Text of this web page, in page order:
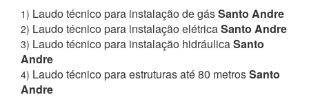
1) Laudo técnico para instalação de gásSanto Andre
2) Laudo técnico para instalação elétricaSanto Andre
3) Laudo técnico para instalação hidráulicaSanto
Andre
4) Laudo técnico para estruturas até 80 metrosSanto
Andre